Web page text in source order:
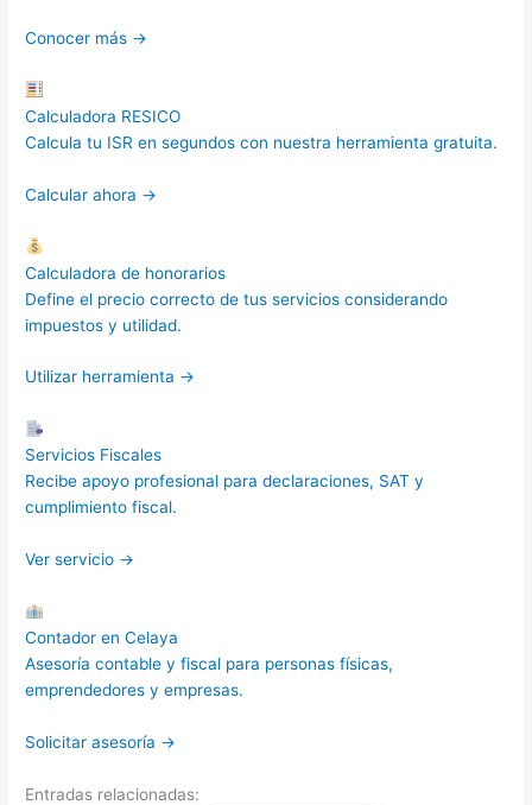
Conocer más →
Calculadora RESICO
Calcula tu ISR en segundos con nuestra herramienta gratuita.
Calcular ahora →
Calculadora de honorarios
Define el precio correcto de tus servicios considerando
impuestos y utilidad.
Utilizar herramienta →
Servicios Fiscales
Recibe apoyo profesional para declaraciones, SAT y
cumplimiento fiscal.
Ver servicio →
Contador en Celaya
Asesoría contable y fiscal para personas físicas,
emprendedores y empresas.
Solicitar asesoría →
Entradas relacionadas: